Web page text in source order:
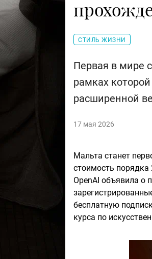
СТИЛЬ ЖИЗНИ
Первая в мире
рамках
расширенной
17 мая 2026
Мальта станет
стоимость
OpenAI объявила о
бесплатную
курса по